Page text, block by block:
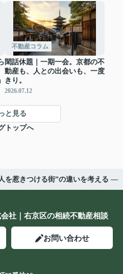
不動産コラム
閑話休題｜一期一会。京都の不
動産も、人との出会いも、一度
きり。
2026.07.12
と見る
トップへ
を惹きつける街”の違いを考える ―
社｜右京区の相続不動産相談
お問い合わせ